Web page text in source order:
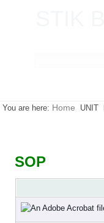
You are here: Home UNIT
SOP